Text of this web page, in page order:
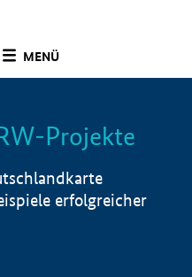
MENÜ
Info
Projekte
erfolgreicher